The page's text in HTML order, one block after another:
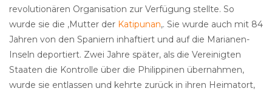
revolutionären Organisation zur Verfügung stellte. So
wurde sie die ‚Mutter der Katipunan‚. Sie wurde auch mit 84
Jahren von den Spaniern inhaftiert und auf die Marianen-
Inseln deportiert. Zwei Jahre später, als die Vereinigten
Staaten die Kontrolle über die Philippinen übernahmen,
wurde sie entlassen und kehrte zurück in ihren Heimatort,